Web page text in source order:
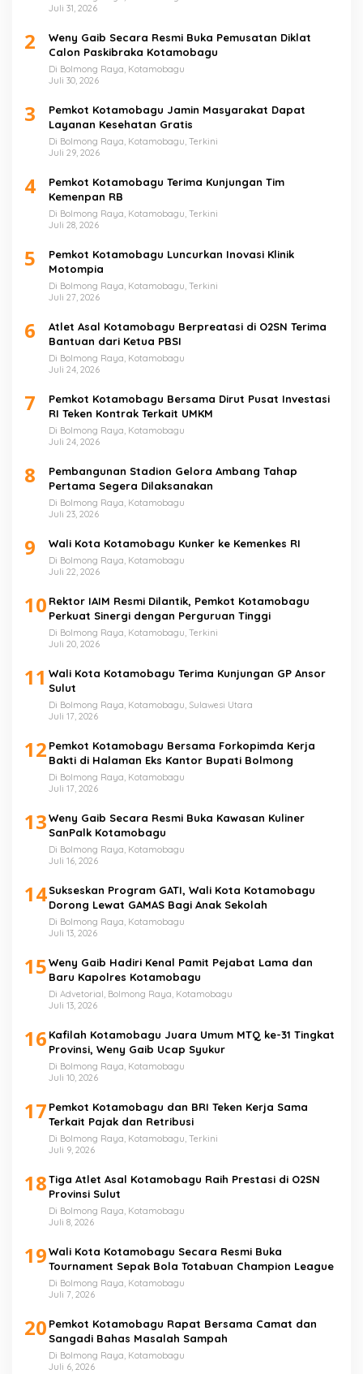
Juli 31, 2026
2
Weny Gaib Secara Resmi Buka Pemusatan Diklat
Calon Paskibraka Kotamobagu
Di Bolmong Raya, Kotamobagu
Juli 30, 2026
3
Pemkot Kotamobagu Jamin Masyarakat Dapat
Layanan Kesehatan Gratis
Di Bolmong Raya, Kotamobagu, Terkini
Juli 29, 2026
4
Pemkot Kotamobagu Terima Kunjungan Tim
Kemenpan RB
Di Bolmong Raya, Kotamobagu, Terkini
Juli 28, 2026
5
Pemkot Kotamobagu Luncurkan Inovasi Klinik
Motompia
Di Bolmong Raya, Kotamobagu, Terkini
Juli 27, 2026
6
Atlet Asal Kotamobagu Berpreatasi di O2SN Terima
Bantuan dari Ketua PBSI
Di Bolmong Raya, Kotamobagu
Juli 24, 2026
7
Pemkot Kotamobagu Bersama Dirut Pusat Investasi
RI Teken Kontrak Terkait UMKM
Di Bolmong Raya, Kotamobagu
Juli 24, 2026
8
Pembangunan Stadion Gelora Ambang Tahap
Pertama Segera Dilaksanakan
Di Bolmong Raya, Kotamobagu
Juli 23, 2026
9 Wali Kota Kotamobagu Kunker ke Kemenkes RI
Di Bolmong Raya, Kotamobagu
Juli 22, 2026
10 Rektor IAIM Resmi Dilantik, Pemkot Kotamobagu
Perkuat Sinergi dengan Perguruan Tinggi
Di Bolmong Raya, Kotamobagu, Terkini
Juli 20, 2026
11 Wali Kota Kotamobagu Terima Kunjungan GP Ansor
Sulut
Di Bolmong Raya, Kotamobagu, Sulawesi Utara
Juli 17, 2026
12 Pemkot Kotamobagu Bersama Forkopimda Kerja
Bakti di Halaman Eks Kantor Bupati Bolmong
Di Bolmong Raya, Kotamobagu
Juli 17, 2026
13Weny Gaib Secara Resmi Buka Kawasan Kuliner
SanPalk Kotamobagu
Di Bolmong Raya, Kotamobagu
Juli 16, 2026
14Sukseskan Program GATI, Wali Kota Kotamobagu
Dorong Lewat GAMAS Bagi Anak Sekolah
Di Bolmong Raya, Kotamobagu
Juli 13, 2026
15Weny Gaib Hadiri Kenal Pamit Pejabat Lama dan
Baru Kapolres Kotamobagu
Di Advetorial, Bolmong Raya, Kotamobagu
Juli 13, 2026
16 Kafilah Kotamobagu Juara Umum MTQ ke-31 Tingkat
Provinsi, Weny Gaib Ucap Syukur
Di Bolmong Raya, Kotamobagu
Juli 10, 2026
17 Pemkot Kotamobagu dan BRI Teken Kerja Sama
Terkait Pajak dan Retribusi
Di Bolmong Raya, Kotamobagu, Terkini
Juli 9, 2026
18Tiga Atlet Asal Kotamobagu Raih Prestasi di O2SN
Provinsi Sulut
Di Bolmong Raya, Kotamobagu
Juli 8, 2026
19Wali Kota Kotamobagu Secara Resmi Buka
Tournament Sepak Bola Totabuan Champion League
Di Bolmong Raya, Kotamobagu
Juli 7, 2026
20 Pemkot Kotamobagu Rapat Bersama Camat dan
Sangadi Bahas Masalah Sampah
Di Bolmong Raya, Kotamobagu
Juli 6, 2026